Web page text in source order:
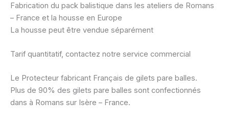
Fabrication du pack balistique dans les ateliers de Romans
– France et la housse en Europe
La housse peut être vendue séparément
Tarif quantitatif, contactez notre service commercial
Le Protecteur fabricant Français de gilets pare balles.
Plus de 90% des gilets pare balles sont confectionnés
dans à Romans sur Isère – France.